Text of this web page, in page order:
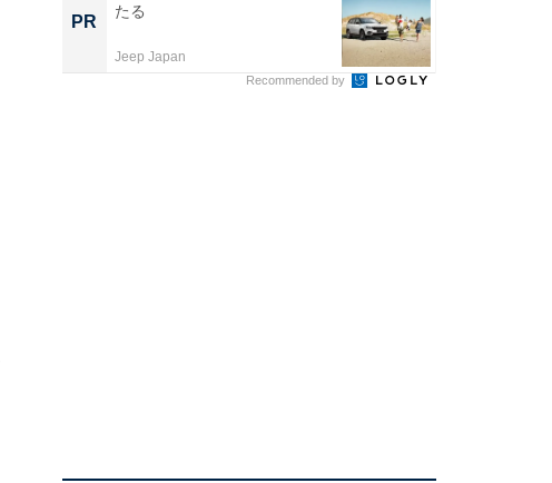
PR
たる
Jeep Japan
Recommended by